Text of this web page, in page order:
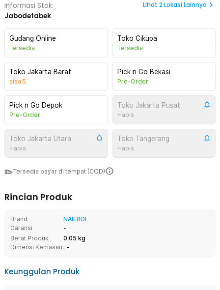
Informasi Stok:
Jabodetabek
Lihat 2Lokasi Lainnya
Gudang Online
Tersedia
Toko Cikupa
Tersedia
Toko Jakarta Barat
sisa 5
Pick n Go Bekasi
Pre-Order
Pick n Go Depok
Pre-Order
Toko Jakarta Pusat
Habis
Toko Jakarta Utara
Habis
Toko Tangerang
Habis
Tersedia bayar di tempat (COD)
Rincian Produk
Brand
NAIERDI
Garansi
-
Berat Produk
0.05 kg
Dimensi Kemasan : -
Keunggulan Produk